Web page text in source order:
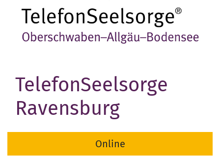
TelefonSeelsorge
Ravensburg
Online